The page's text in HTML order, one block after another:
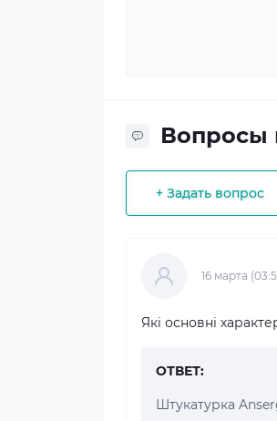
Вопросы
+ Задать вопрос
16 марта
Які основні
ОТВЕТ:
Штукатурка